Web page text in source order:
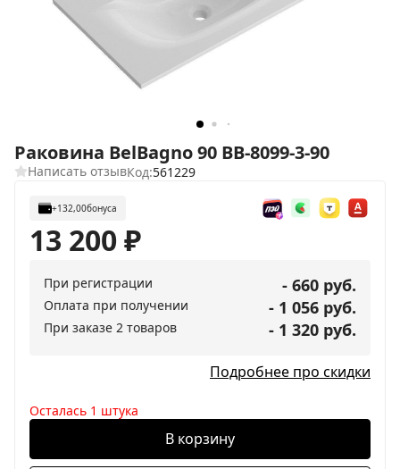
Раковина BelBagno 90 BB-8099-3-90
Написать отзывКод:561229
+132,00бонуса
13 200₽
При регистрации - 660 руб.
Оплата при получении - 1 056 руб.
При заказе 2 товаров - 1 320 руб.
Подробнее про скидки
Осталась 1 штука
В корзину